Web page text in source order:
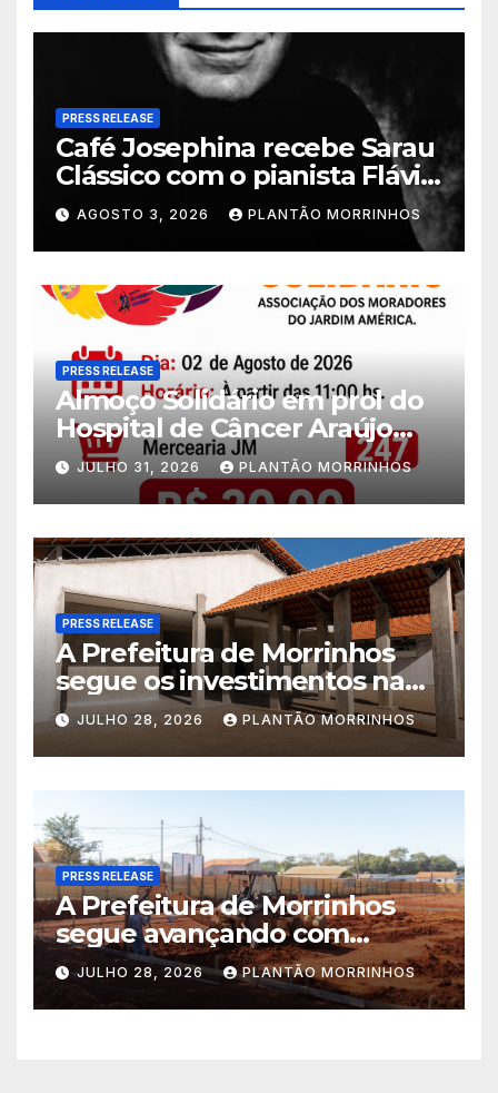
PRESS RELEASE
Café Josephina recebe Sarau
Clássico com o pianista Flávio
Varani nesta terça-feira
AGOSTO 3, 2026 PLANTÃO MORRINHOS
PRESS RELEASE
Almoço Solidário em prol do
Hospital de Câncer Araújo
Jorge é realizado no Jardim
América
JULHO 31, 2026 PLANTÃO MORRINHOS
PRESS RELEASE
A Prefeitura de Morrinhos
segue os investimentos na
educação. A obra da Escola
Municipal Eudóxio de
Figueiredo avança em ritmo
acelerado e já ganha forma.
JULHO 28, 2026 PLANTÃO MORRINHOS
PRESS RELEASE
A Prefeitura de Morrinhos
segue avançando com
importantes investimentos
no Setor Arca de Noé.
JULHO 28, 2026 PLANTÃO MORRINHOS